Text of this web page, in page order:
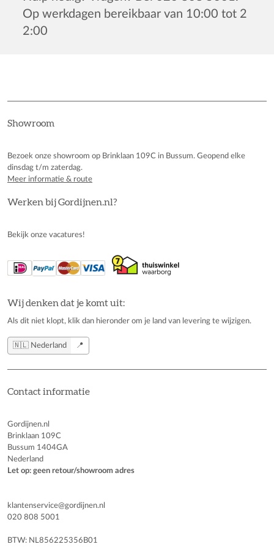
Op werkdagen bereikbaar van 10:00 tot 2
2:00
Showroom
Bezoek onze showroom op Brinklaan 109C in Bussum. Geopend elke
dinsdag t/m zaterdag.
Meer informatie & route
Werken bij Gordijnen.nl?
Bekijk onze vacatures!
Wij denken dat je komt uit:
Als dit niet klopt, klik dan hieronder om je land van levering te wijzigen.
🇳🇱 Nederland 📍
Contact informatie
Gordijnen.nl
Brinklaan 109C
Bussum 1404GA
Nederland
Let op: geen retour/showroom adres
klantenservice@gordijnen.nl
020 808 5001
BTW: NL856225356B01